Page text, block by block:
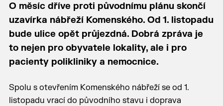
O měsíc dříve proti původnímu plánu skončí
uzavírka nábřeží Komenského. Od 1. listopadu
bude ulice opět průjezdná. Dobrá zpráva je
to nejen pro obyvatele lokality, ale i pro
pacienty polikliniky a nemocnice.
Spolu s otevřením Komenského nábřeží se od 1.
listopadu vrací do původního stavu i doprava